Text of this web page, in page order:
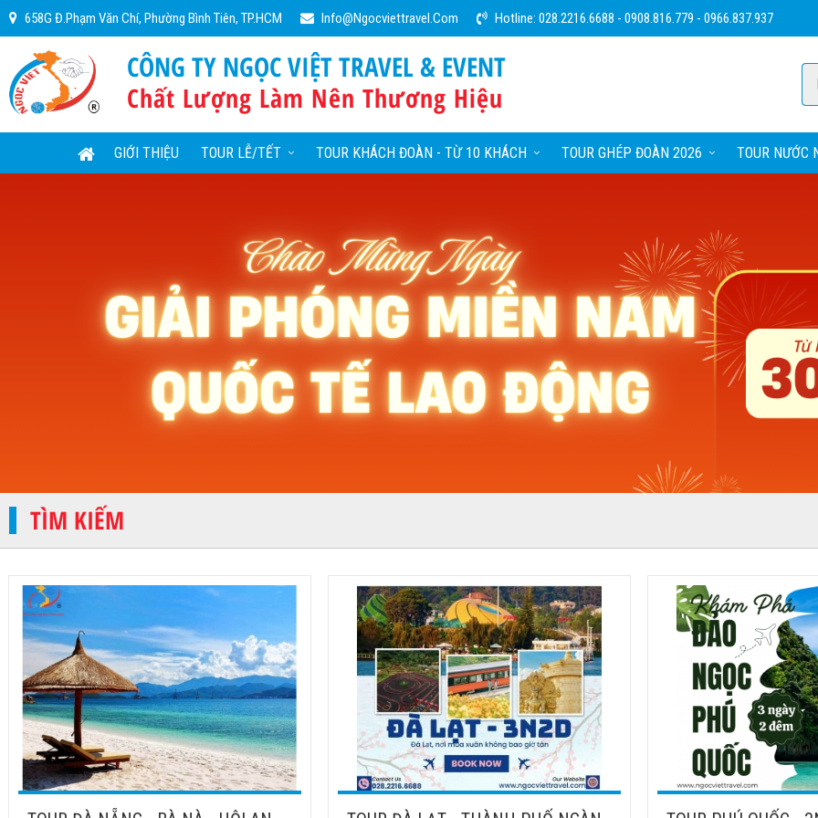
658G Đ.Phạm Văn Chí, Phường Bình Tiên, TP.HCM Info@ngocviettravel.com Hotline: 028.2216.6688 - 0908.816.779 - 0966.837.937
CÔNG TY NGỌC VIỆT TRAVEL & EVENT
Chất Lượng Làm Nên Thương Hiệu
GIỚI THIỆU TOUR LỄ/TẾT TOUR KHÁCH ĐOÀN - TỪ 10 KHÁCH TOUR GHÉP ĐOÀN 2026 TOUR NƯỚC
TÌM KIẾM